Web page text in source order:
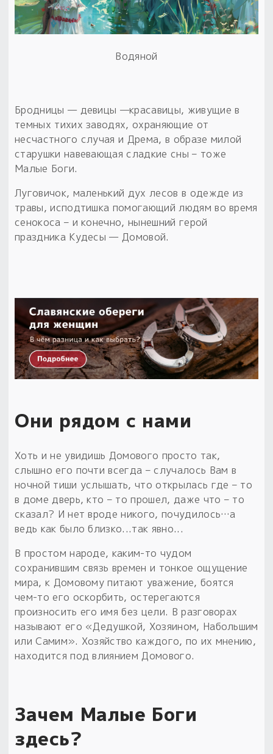
Водяной
Бродницы — девицы —красавицы, живущие в
темных тихих заводях, охраняющие от
несчастного случая и Дрема, в образе милой
старушки навевающая сладкие сны – тоже
Малые Боги.
Луговичок, маленький дух лесов в одежде из
травы, исподтишка помогающий людям во время
сенокоса – и конечно, нынешний герой
праздника Кудесы — Домовой.
Они рядом с нами
Хоть и не увидишь Домового просто так,
слышно его почти всегда – случалось Вам в
ночной тиши услышать, что открылась где – то
в доме дверь, кто – то прошел, даже что – то
сказал? И нет вроде никого, почудилось…а
ведь как было близко...так явно...
В простом народе, каким-то чудом
сохранившим связь времен и тонкое ощущение
мира, к Домовому питают уважение, боятся
чем-то его оскорбить, остерегаются
произносить его имя без цели. В разговорах
называют его «Дедушкой, Хозяином, Набольшим
или Самим». Хозяйство каждого, по их мнению,
находится под влиянием Домового.
Зачем Малые Боги
здесь?